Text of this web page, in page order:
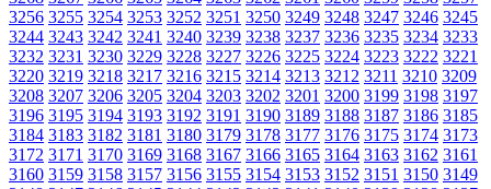
3256 3255 3254 3253 3252 3251 3250 3249 3248 3247 3246 3245
3244 3243 3242 3241 3240 3239 3238 3237 3236 3235 3234 3233
3232 3231 3230 3229 3228 3227 3226 3225 3224 3223 3222 3221
3220 3219 3218 3217 3216 3215 3214 3213 3212 3211 3210 3209
3208 3207 3206 3205 3204 3203 3202 3201 3200 3199 3198 3197
3196 3195 3194 3193 3192 3191 3190 3189 3188 3187 3186 3185
3184 3183 3182 3181 3180 3179 3178 3177 3176 3175 3174 3173
3172 3171 3170 3169 3168 3167 3166 3165 3164 3163 3162 3161
3160 3159 3158 3157 3156 3155 3154 3153 3152 3151 3150 3149